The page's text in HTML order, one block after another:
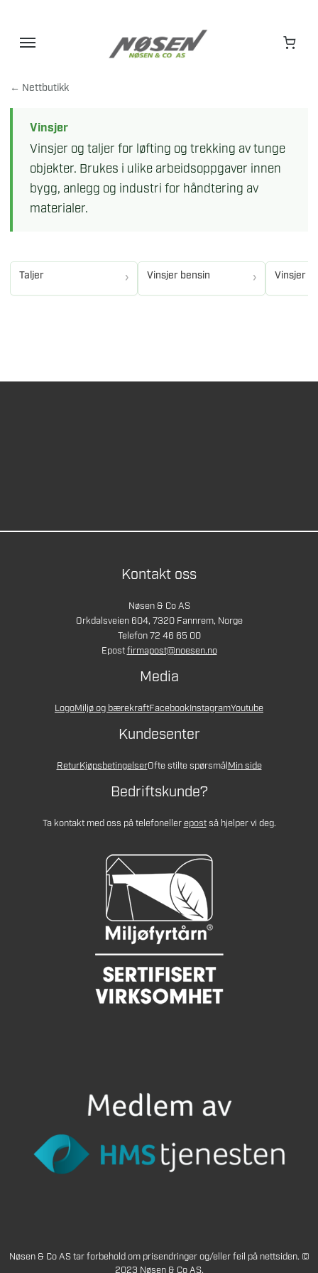
← Nettbutikk
Vinsjer
Vinsjer og taljer for løfting og trekking av tunge
objekter. Brukes i ulike arbeidsoppgaver innen
bygg, anlegg og industri for håndtering av
materialer.
Taljer Vinsjer bensin Vinsjer
Kontakt oss
Nøsen & Co AS
Orkdalsveien 604, 7320 Fannrem, Norge
Telefon 72 46 65 00
Epostfirmapost@noesen.no
Media
LogoMiljø og bærekraftFacebookInstagramYoutube
Kundesenter
ReturKjøpsbetingelserOfte stilte spørsmålMin side
Bedriftskunde?
Ta kontakt med oss på telefonellerepostså hjelper vi deg.
Nøsen & Co AS tar forbehold om prisendringer og/eller feil på nettsiden. ©
2023 Nøsen & Co AS.